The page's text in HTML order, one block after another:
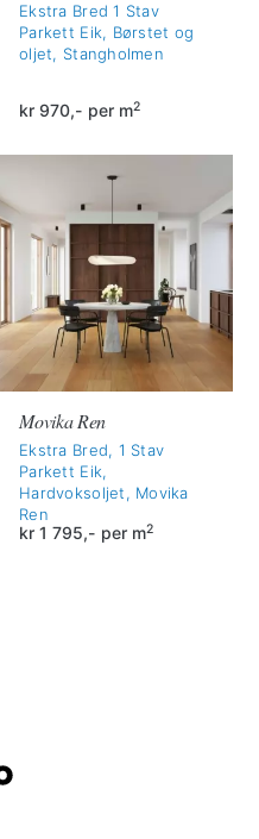
Ekstra Bred 1 Stav
Parkett Eik, Børstet og
oljet, Stangholmen
kr 970,- per m2
Movika Ren
Ekstra Bred, 1 Stav
Parkett Eik,
Hardvoksoljet, Movika
Ren
kr 1 795,- per m2